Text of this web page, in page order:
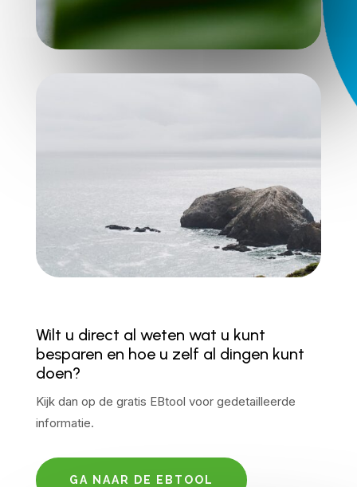
Wilt u direct al weten wat u kunt
besparen en hoe u zelf al dingen kunt
doen?
Kijk dan op de gratis EBtool voor gedetailleerde
informatie.
GA NAAR DE EBTOOL